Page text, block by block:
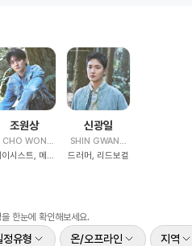
by FLOWER' 완주와 2025년 타이
단독 콘서트 '와장창'에 이어 미니 7집
'LUCID LINE' 서울 3회차 전석 매진까
밴드의 저력을 이어갑니다. 루시 일정을
일정부터 팬미팅·방송·행사 등 주요
조원상
CHO WON
SANG
이시스트, 메인
신광일
SHIN GWANG
IL
드러머, 리드보컬
한눈에 확인해보세요.
정유형 온/오프라인 지역